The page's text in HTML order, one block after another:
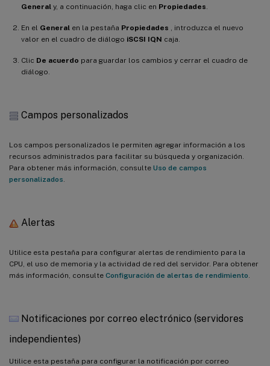
General y, a continuación, haga clic en Propiedades
En el General en la pestaña Propiedades , introduzca el nuevo
valor en el cuadro de diálogo iSCSI IQN caja.
Clic De acuerdo para guardar los cambios y cerrar el cuadro de
diálogo.
Campos personalizados
Los campos personalizados le permiten agregar información a los
recursos administrados para facilitar su búsqueda y organización.
Para obtener más información, consulte Uso de campos
personalizados
Alertas
Utilice esta pestaña para configurar alertas de rendimiento para la
CPU, el uso de memoria y la actividad de red del servidor. Para obtener
más información, consulte Configuración de alertas de rendimiento
Notificaciones por correo electrónico (servidores
independientes)
Utilice esta pestaña para configurar la notificación por correo